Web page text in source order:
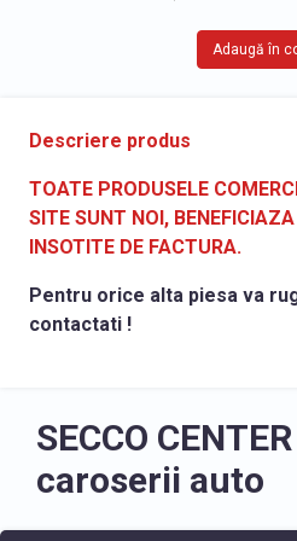
Adaugă în
Descriere produs
TOATE PRODUSELE
SITE SUNT NOI,
INSOTITE DE FACTURA.
Pentru orice alta piesa va
contactati !
SECCO
caroserii auto